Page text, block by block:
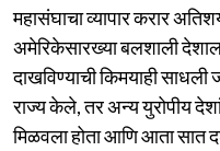
महासंघाचा व्यापार करार
अमेरिकेसारख्या बलशाली
दाखविण्याची किमयाही
राज्य केले, तर अन्य युरोपीय
मिळवला होता आणि आता सात